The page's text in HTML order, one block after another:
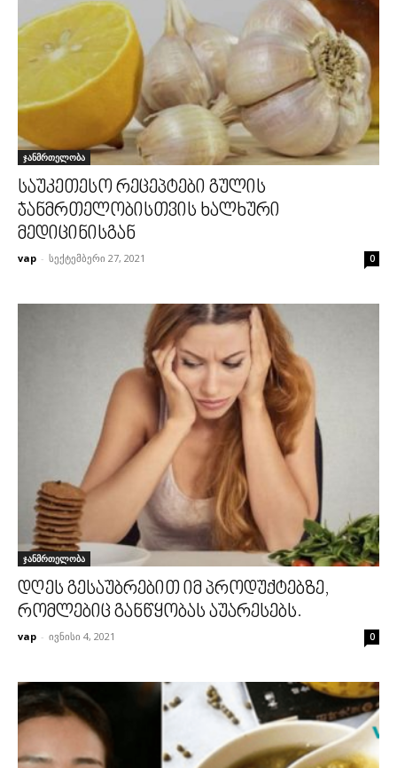
ჯანმრთელობა
საუკეთესო რეცეპტები გულის
ჯანმრთელობისთვის ხალხური
მედიცინისგან
vap - სექტემბერი 27, 2021 0
ჯანმრთელობა
დღეს გესაუბრებით იმ პროდუქტებზე,
რომლებიც განწყობას აუარესებს.
vap - ივნისი 4, 2021 0